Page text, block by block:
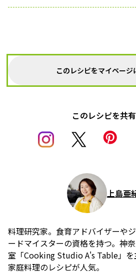
このレシピをマイページ
このレシピを共
上島亜
料理研究家。食育アドバイザーや
ードマイスターの資格を持つ。神
室「Cooking Studio A's Table」を
家庭料理のレシピが人気。